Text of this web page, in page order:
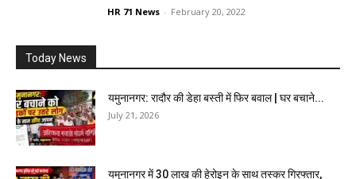
HR 71 News - February 20, 2022
Today News
यमुनानगर: रादौर की डेहा बस्ती में फिर बवाल | घर बचाने...
July 21, 2026
यमुनानगर में 30 लाख की हेरोइन के साथ तस्कर गिरफ्तार,